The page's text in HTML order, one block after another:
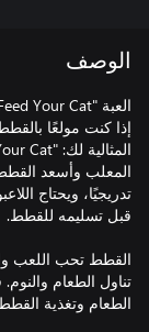
الوصف
إذا كنت مولعًا
المعلب وأسعد
تدريجيًا، ويحتاج
القطط تحب اللعب
تناول الطعام